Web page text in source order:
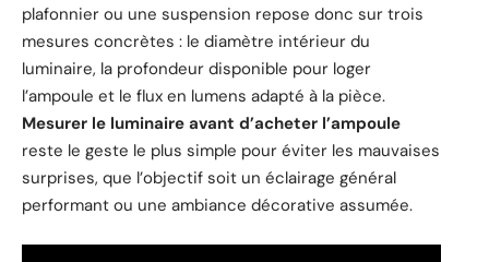
plafonnier ou une suspension repose donc sur trois
mesures concrètes : le diamètre intérieur du
luminaire, la profondeur disponible pour loger
l’ampoule et le flux en lumens adapté à la pièce.
Mesurer le luminaire avant d’acheter l’ampoule
reste le geste le plus simple pour éviter les mauvaises
surprises, que l’objectif soit un éclairage général
performant ou une ambiance décorative assumée.